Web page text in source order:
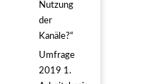
Nutzung
der
Kanäle?“
Umfrage
2019 1.